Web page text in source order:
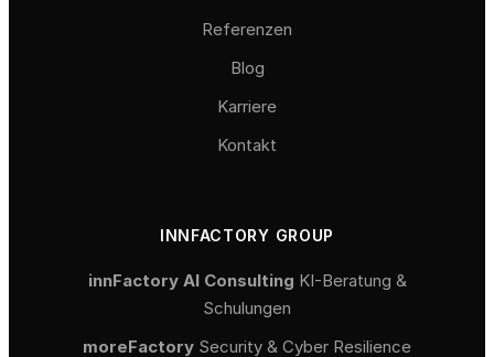
Referenzen
Blog
Karriere
Kontakt
INNFACTORY GROUP
innFactory AI Consulting KI-Beratung &
Schulungen
moreFactory Security & Cyber Resilience